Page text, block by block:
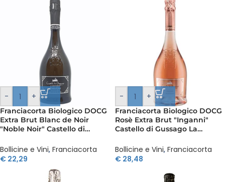
- +
Franciacorta Biologico DOCG
Extra Brut Blanc de Noir
"Noble Noir" Castello di
Bollicine e Vini, Franciacorta
€ 22,29
- +
Franciacorta Biologico DOCG
Rosè Extra Brut "Inganni"
Castello di Gussago La
Bollicine e Vini, Franciacorta
€ 28,48